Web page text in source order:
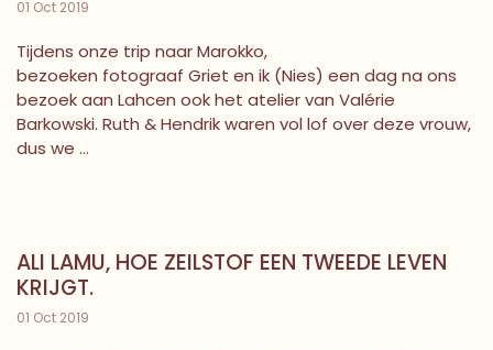
01 Oct 2019
Tijdens onze trip naar Marokko,
bezoeken fotograaf Griet en ik (Nies) een dag na ons
bezoek aan Lahcen ook het atelier van Valérie
Barkowski. Ruth & Hendrik waren vol lof over deze vrouw,
dus we ...
ALI LAMU, HOE ZEILSTOF EEN TWEEDE LEVEN
KRIJGT.
01 Oct 2019